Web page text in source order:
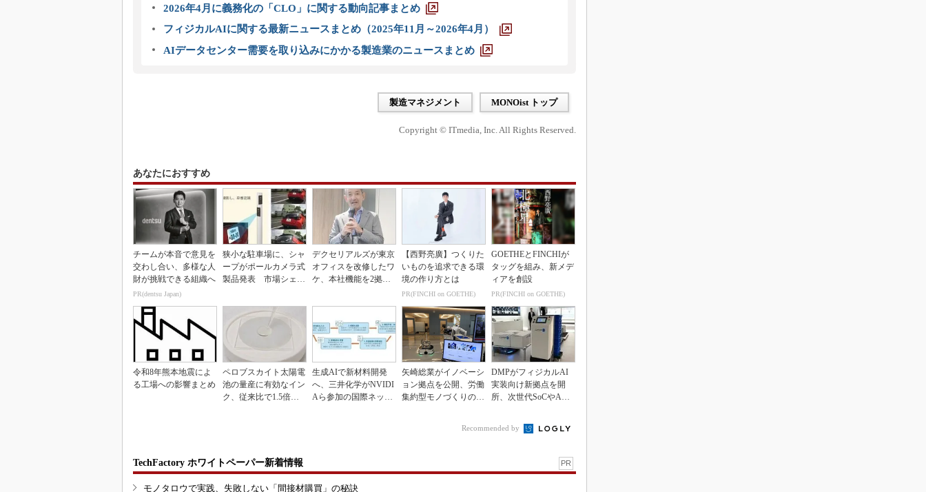
2026年4月に義務化の「CLO」に関する動向記事まとめ
フィジカルAIに関する最新ニュースまとめ（2025年11月～2026年4月）
AIデータセンター需要を取り込みにかかる製造業のニュースまとめ
製造マネジメント MONOist トップ
Copyright © ITmedia, Inc. All Rights Reserved.
あなたにおすすめ
チームが本音で意見を
交わし合い、多様な人
財が挑戦できる組織へ
PR(dentsu Japan)
狭小な駐車場に、シャ
ープがポールカメラ式
製品発表 市場シェア
デクセリアルズが東京
オフィスを改修したワ
ケ、本社機能を2拠点
【西野亮廣】つくりた
いものを追求できる環
境の作り方とは
PR(FINCHI on GOETHE)
GOETHEとFINCHIが
タッグを組み、新メデ
ィアを創設
PR(FINCHI on GOETHE)
令和8年熊本地震によ
る工場への影響まとめ
ペロブスカイト太陽電
池の量産に有効なイン
ク、従来比で1.5倍の
生成AIで新材料開発
へ、三井化学がNVIDI
Aら参加の国際ネット
矢崎総業がイノベーシ
ョン拠点を公開、労働
集約型モノづくりのス
DMPがフィジカルAI
実装向け新拠点を開
所、次世代SoCやAM
Recommended by
TechFactory ホワイトペーパー新着情報 PR
モノタロウで実践、失敗しない「間接材購買」の秘訣